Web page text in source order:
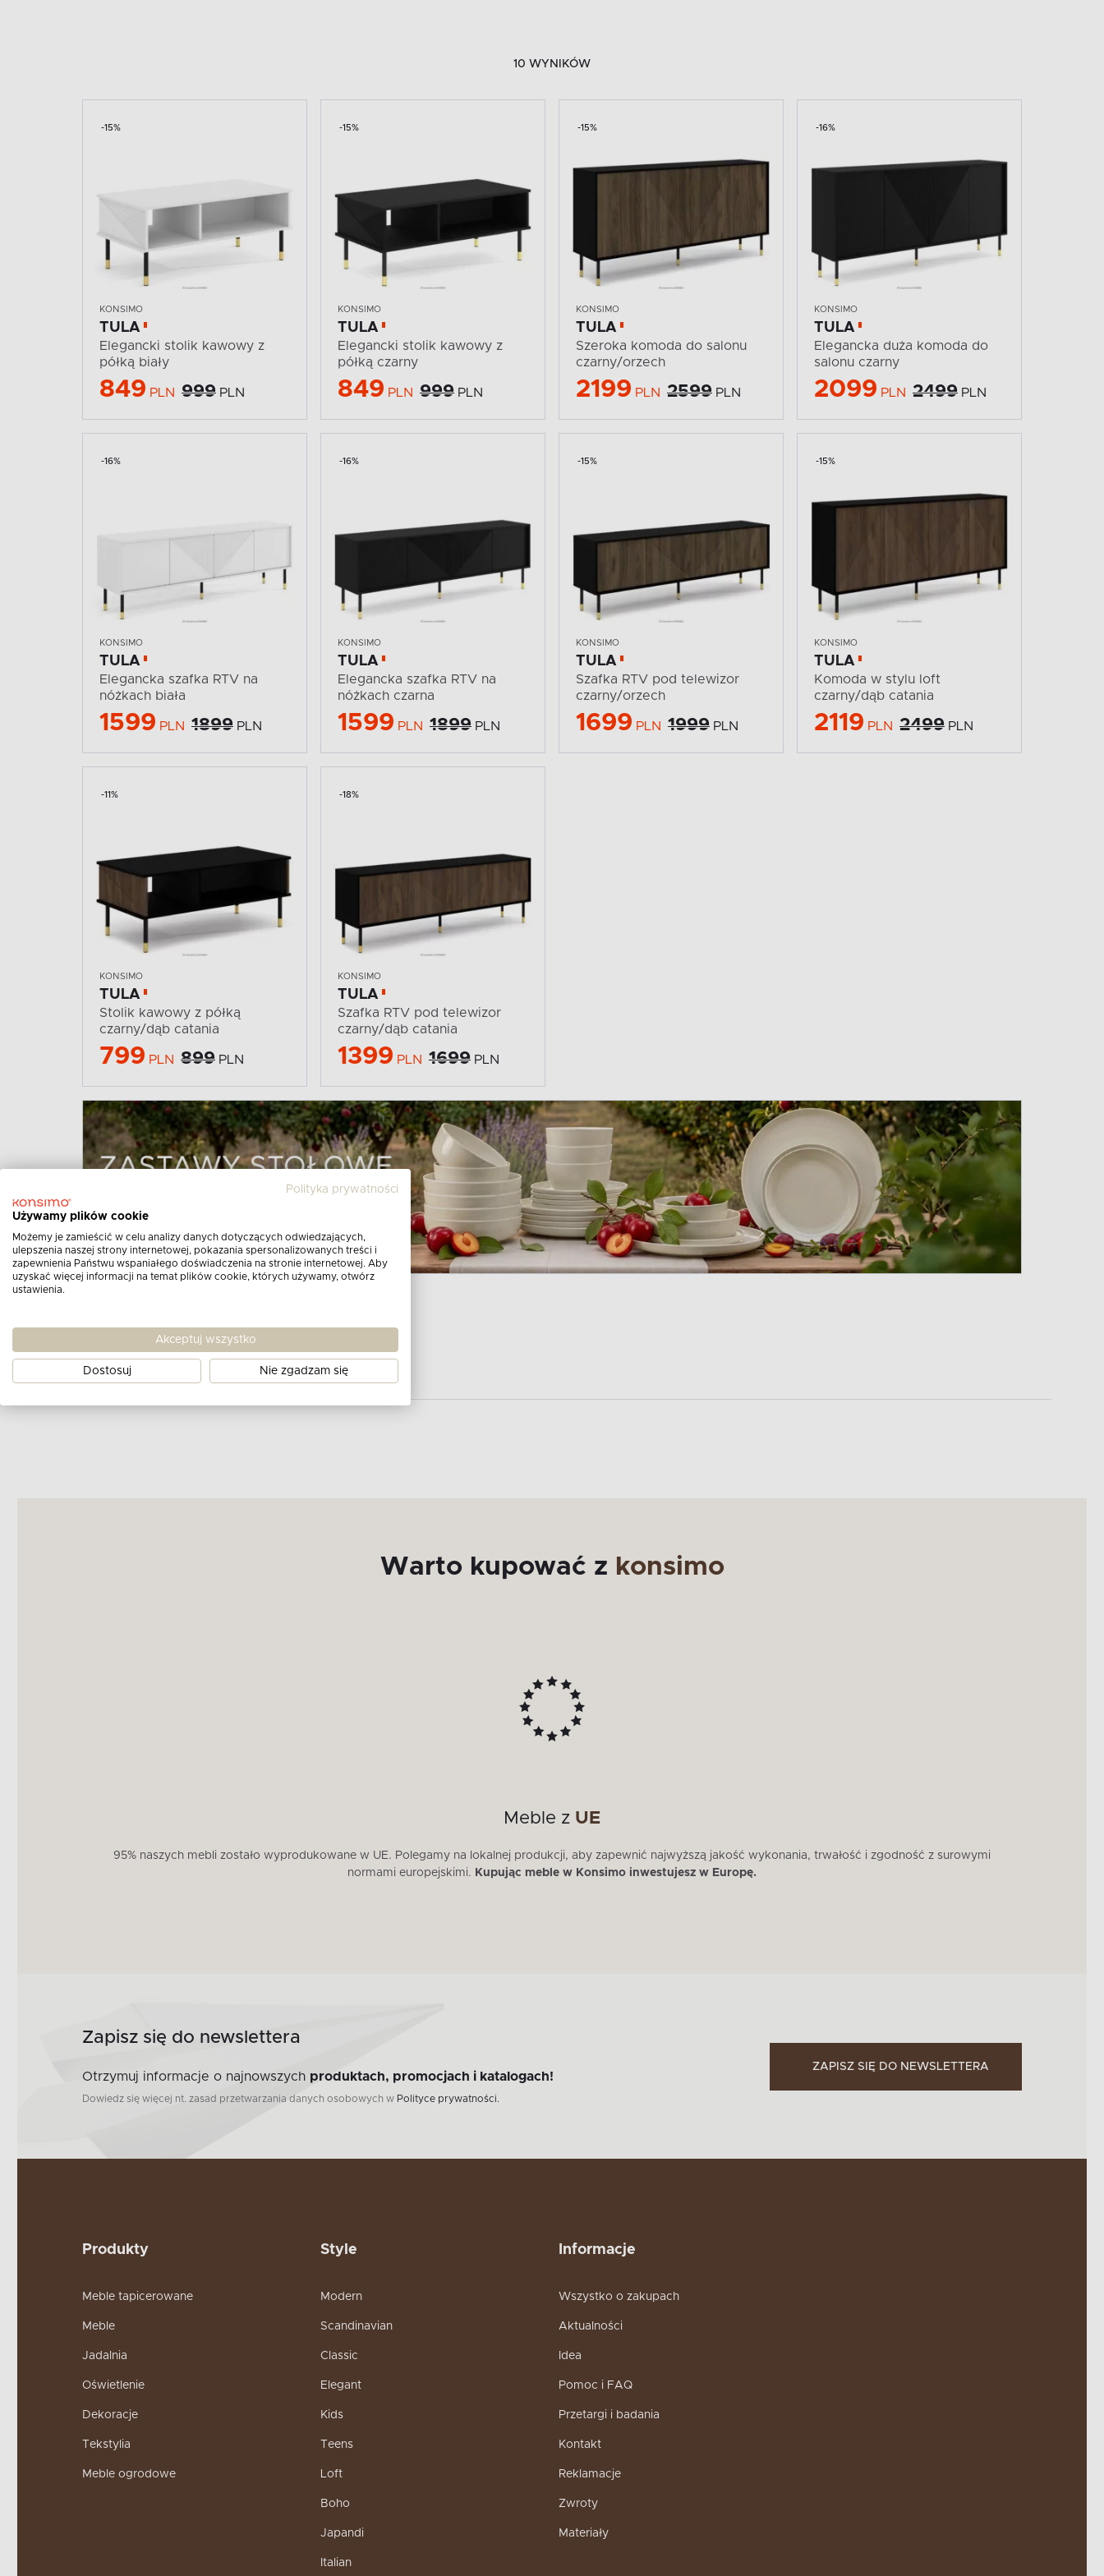
10 WYNIKÓW
-15%
KONSIMO
TULA
Elegancki stolik kawowy z
półką biały
849 PLN 999 PLN
-15%
KONSIMO
TULA
Elegancki stolik kawowy z
półką czarny
849 PLN 999 PLN
-15%
KONSIMO
TULA
Szeroka komoda do salonu
czarny/orzech
2199 PLN 2599 PLN
-16%
KONSIMO
TULA
Elegancka duża komoda do
salonu czarny
2099 PLN 2499 PLN
-16%
KONSIMO
TULA
Elegancka szafka RTV na
nóżkach biała
1599 PLN 1899 PLN
-16%
KONSIMO
TULA
Elegancka szafka RTV na
nóżkach czarna
1599 PLN 1899 PLN
-15%
KONSIMO
TULA
Szafka RTV pod telewizor
czarny/orzech
1699 PLN 1999 PLN
-15%
KONSIMO
TULA
Komoda w stylu loft
czarny/dąb catania
2119 PLN 2499 PLN
-11%
KONSIMO
TULA
Stolik kawowy z półką
czarny/dąb catania
799 PLN 899 PLN
-18%
KONSIMO
TULA
Szafka RTV pod telewizor
czarny/dąb catania
1399 PLN 1699 PLN
Warto kupować z konsimo
Meble z UE
95% naszych mebli zostało wyprodukowane w UE. Polegamy na lokalnej produkcji, aby zapewnić najwyższą jakość wykonania, trwałość i zgodność z surowymi
normami europejskimi. Kupując meble w Konsimo inwestujesz w Europę.
Zapisz się do newslettera
Otrzymuj informacje o najnowszych produktach, promocjach i katalogach!
Dowiedz się więcej nt. zasad przetwarzania danych osobowych w Polityce prywatności.
ZAPISZ SIĘ DO NEWSLETTERA
Produkty
Meble tapicerowane
Meble
Jadalnia
Oświetlenie
Dekoracje
Tekstylia
Meble ogrodowe
Style
Modern
Scandinavian
Classic
Elegant
Kids
Teens
Loft
Boho
Japandi
Italian
Informacje
Wszystko o zakupach
Aktualności
Idea
Pomoc i FAQ
Przetargi i badania
Kontakt
Reklamacje
Zwroty
Materiały
Polityka prywatności
Używamy plików cookie
Możemy je zamieścić w celu analizy danych dotyczących odwiedzających,
ulepszenia naszej strony internetowej, pokazania spersonalizowanych treści i
zapewnienia Państwu wspaniałego doświadczenia na stronie internetowej. Aby
uzyskać więcej informacji na temat plików cookie, których używamy, otwórz
ustawienia.
Akceptuj wszystko
Dostosuj Nie zgadzam się